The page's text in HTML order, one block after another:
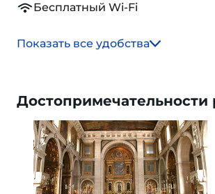
Бесплатный Wi-Fi
Показать все удобства
Достопримечательности